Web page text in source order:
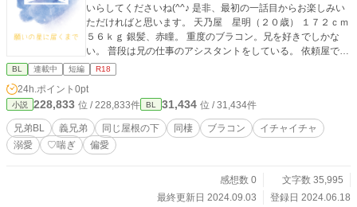
いらしてくださいね(^^♪ 是非、最初の一話目からお楽しみい
ただければと思います。 天乃屋 星明（２０歳） １７２ｃｍ
５６ｋｇ 銀髪、赤瞳。 重度のブラコン。兄を好きでしかな
い。 普段は兄の仕事のアシスタントをしている。 依頼屋で
は、取次ぎ役。顔もよく人もいい兄が少し心配。 最近は、兄
への想いで悩んだりもしている。 天乃屋 月夜（つくよ）
（２４歳） １７９ｃｍ６８ｋｇ はちみつ色の長髪に、碧い
瞳。 弟に無意識過保護。女遊びが激しそうに見えるが 相談に
のったり、占ってるだけ。 生業は、占い師だが依頼屋に舞い
込んだ依頼で 気に入れば、どんな内容のものでも請け負う。
【ページ内のイラストについて】 ピクルーさんにて、利用可
んさん。のぺけぺけぺけⅡをお借りして作成いたしました。
BL 連載中 短編 R18
24h.ポイント 0pt
小説 228,833 位 / 228,833件 BL 31,434 位 / 31,434件
兄弟BL 義兄弟 同じ屋根の下 同棲 ブラコン
イチャイチャ
溺愛
♡喘ぎ 偏愛
感想数 0
文字数 35,995
最終更新日 2024.09.03
登録日 2024.06.18